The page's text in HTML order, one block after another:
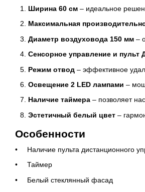
Ширина 60 см – идеальное
Максимальная
Диаметр воздуховода 150 мм –
Сенсорное управление и пульт
Режим отвод – эффективное
Освещение 2 LED лампами –
Наличие таймера – позволяет
Эстетичный белый цвет –
Особенности
Наличие пульта дистанционного
Таймер
Белый стеклянный фасад